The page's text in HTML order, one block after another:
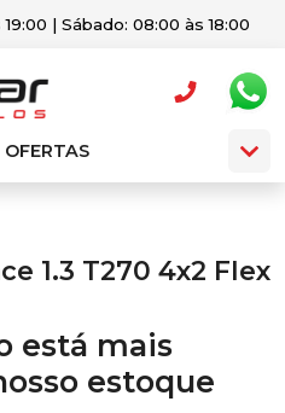
| Sábado: 08:00 às 18:00
OFERTAS
1.3 T270 4x2 Flex
está mais
estoque